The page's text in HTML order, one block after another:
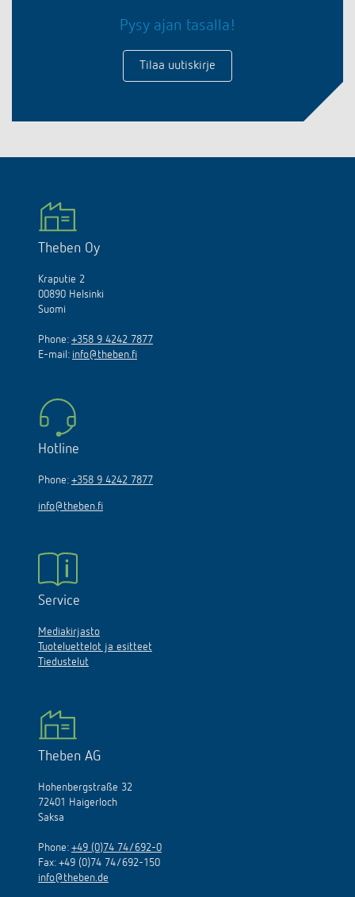
Pysy ajan tasalla!
Tilaa uutiskirje
Theben Oy
Kraputie 2
00890 Helsinki
Suomi
Phone: +358 9 4242 7877
E-mail: info@theben.fi
Hotline
Phone: +358 9 4242 7877
info@theben.fi
Service
Mediakirjasto
Tuoteluettelot ja esitteet
Tiedustelut
Theben AG
Hohenbergstraße 32
72401 Haigerloch
Saksa
Phone: +49 (0)74 74/692-0
Fax: +49 (0)74 74/692-150
info@theben.de